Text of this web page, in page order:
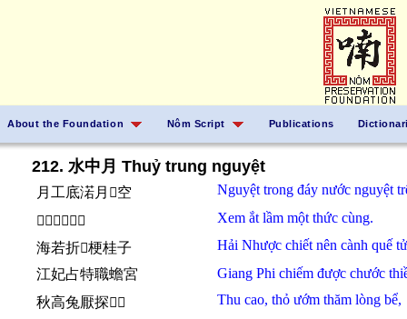
About the Foundation Nôm Script Publications
212. 水中月 Thuỷ trung nguyệt
月工底渃月𨕭空 Nguyệt trong đáy nước nguyệt
𫀅乙𪩦蔑式共
Xem ắt lầm một thức cùng.
海若折𢧚梗桂子
Hải Nhược chiết nên cành quế
江妃占特職蟾宮
Giang Phi chiếm được chước
秋高兔厭探𢚸𣷭
Thu cao, thỏ ướm thăm lòng bể,